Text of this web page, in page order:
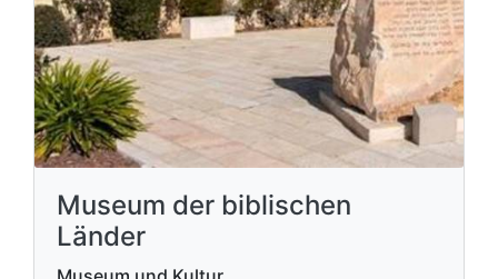
Museum der biblischen
Länder